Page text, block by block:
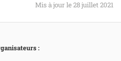
Mis à jour le 28 juillet 2021
: